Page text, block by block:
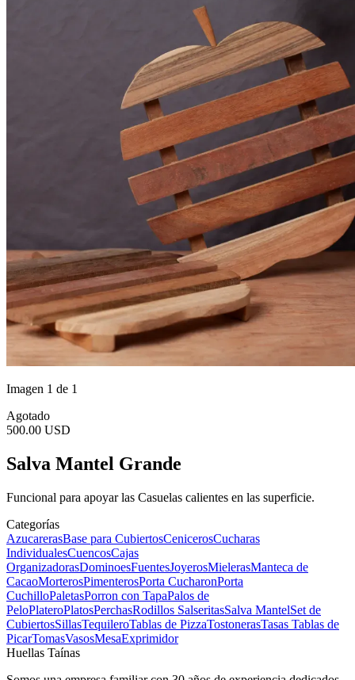
Imagen 1 de 1
Agotado
500.00 USD
Salva Mantel Grande
Funcional para apoyar las Casuelas calientes en las superficie.
Categorías
AzucarerasBase para CubiertosCenicerosCucharas
IndividualesCuencosCajas
OrganizadorasDominoesFuentesJoyerosMielerasManteca de
CacaoMorterosPimenterosPorta CucharonPorta
CuchilloPaletasPorron con TapaPalos de
PeloPlateroPlatosPerchasRodillos SalseritasSalva MantelSet de
CubiertosSillasTequileroTablas de PizzaTostonerasTasas Tablas de
PicarTomasVasosMesaExprimidor
Huellas Taínas